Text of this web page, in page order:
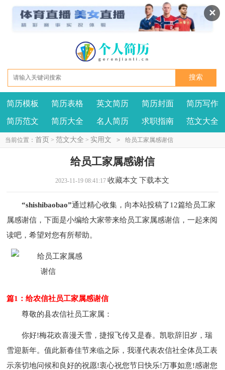
✕
我要投稿 投诉建议
简历模板 简历表格 英文简历 简历封面 简历写作
简历范文 简历大全 名人简历 求职指南 范文大全
当前位置： 首页 > 范文大全 > 实用文 > 给员工家属感谢信
给员工家属感谢信
2023-11-19 08:41:17 收藏本文 下载本文
“shishibaobao”通过精心收集，向本站投稿了12篇给员工家
属感谢信，下面是小编给大家带来给员工家属感谢信，一起来阅
读吧，希望对您有所帮助。
篇1：给农信社员工家属感谢信
尊敬的县农信社员工家属：
你好!梅花欢喜漫天雪，捷报飞传又是春。凯歌辞旧岁，瑞
雪迎新年。值此新春佳节来临之际，我谨代表农信社全体员工表
示亲切地问候和良好的祝愿!衷心祝您节日快乐!万事如意!感谢您